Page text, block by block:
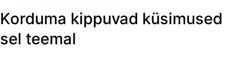
Korduma kippuvad küsimused
sel teemal